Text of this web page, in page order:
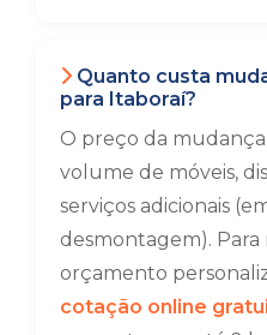
Quanto custa
para Itaboraí?
O preço da
volume de móveis,
serviços adicionais
desmontagem).
orçamento
cotação online